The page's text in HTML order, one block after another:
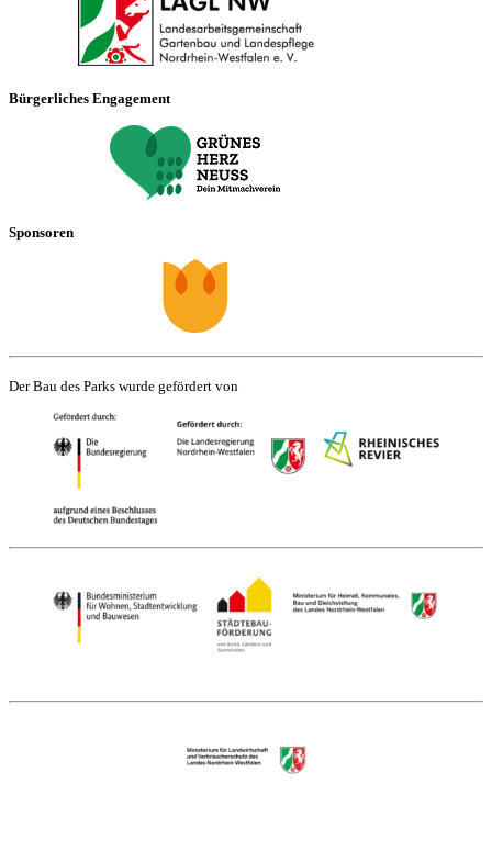
Bürgerliches Engagement
Sponsoren
Der Bau des Parks wurde gefördert von